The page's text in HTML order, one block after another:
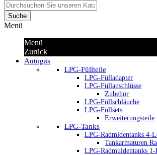
Suche
Menü
Menü
Zurück
Autogas
LPG-Füllteile
LPG-Fülladapter
LPG-Füllanschlüsse
Zubehör
LPG-Füllschläuche
LPG-Füllsets
Erweiterungsteile
LPG-Tanks
LPG-Radmldentanks 4-
Tankarmaturen
LPG-Radmuldentanks